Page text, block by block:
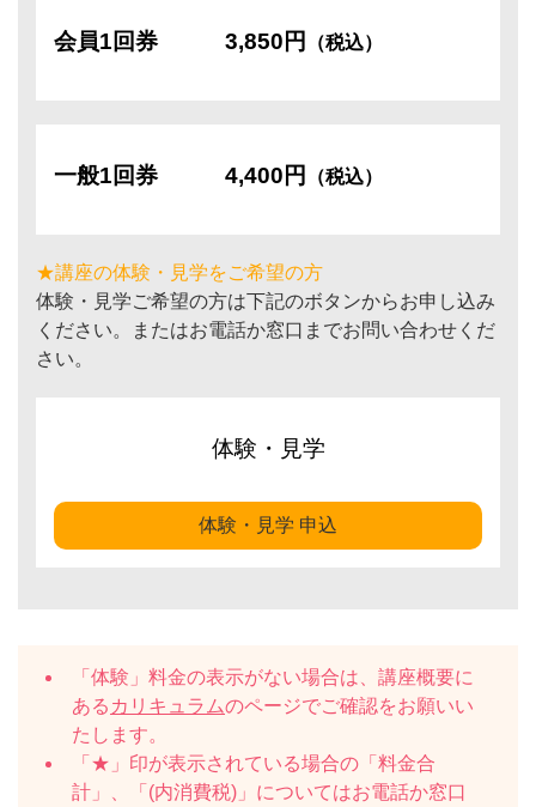
会員1回券 3,850円 （税込）
一般1回券 4,400円 （税込）
★講座の体験・見学をご希望の方
体験・見学ご希望の方は下記のボタンからお申し込み
ください。またはお電話か窓口までお問い合わせくだ
さい。
体験・見学
体験・見学 申込
「体験」料金の表示がない場合は、講座概要に
ある カリキュラムのページでご確認をお願いい
たします。
「★」印が表示されている場合の「料金合
計」、「(内消費税)」についてはお電話か窓口